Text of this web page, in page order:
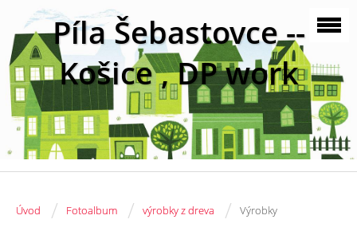
Píla Šebastovce --
Košice , DP work
Úvod / Fotoalbum / výrobky z dreva / Výrobky